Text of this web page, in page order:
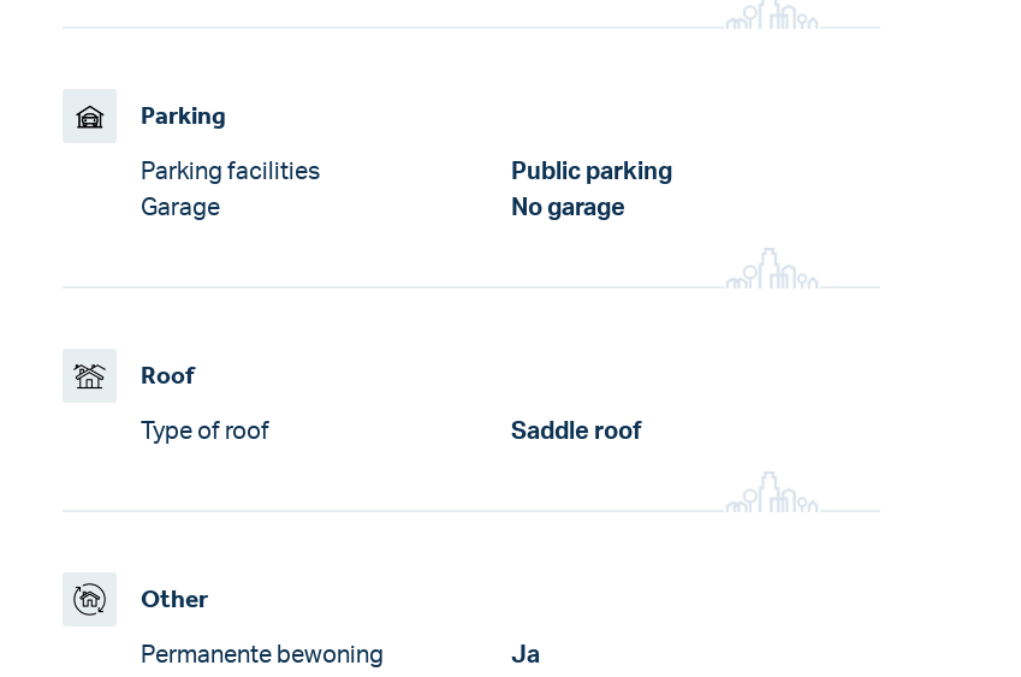
Parking
Parking facilities
Public parking
Garage
No garage
Roof
Type of roof Saddle roof
Other
Permanente bewoning Ja